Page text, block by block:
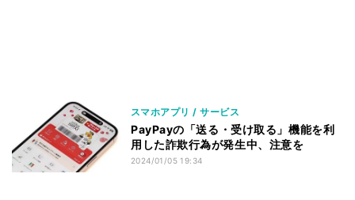
スマホアプリ / サービス
PayPayの「送る・受け取る」機能を利
用した詐欺行為が発生中、注意を
2024/01/05 19:34